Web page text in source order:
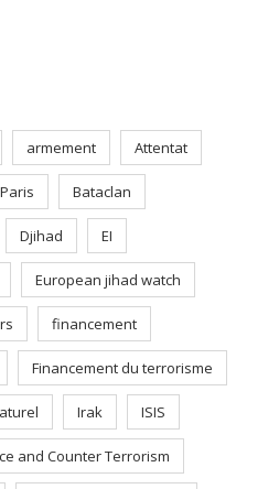
armement Attentat
Bataclan
Djihad EI
European jihad watch
financement
Financement du terrorisme
Irak ISIS
and Counter Terrorism